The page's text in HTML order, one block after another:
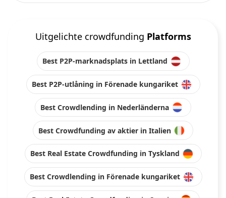
Uitgelichte crowdfunding Platforms
Best P2P-marknadsplats in Lettland
Best P2P-utlåning in Förenade kungariket
Best Crowdlending in Nederländerna
Best Crowdfunding av aktier in Italien
Best Real Estate Crowdfunding in Tyskland
Best Crowdlending in Förenade kungariket